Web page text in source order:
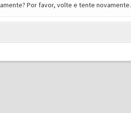
Por favor, volte e tente novamente.